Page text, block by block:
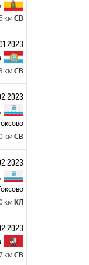
км СВ
км СВ
км СВ
км КЛ
км СВ